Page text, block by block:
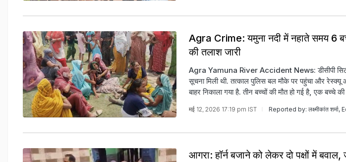
Agra Crime: यमुना नदी में नहाते समय 6
की तलाश जारी
Agra Yamuna River Accident News: डीसीपी
सूचना मिली थी. तत्काल पुलिस बल मौके पर पहुंचा और
बाहर निकाला गया है. तीन बच्चों की मौत हो गई है, एक बच्चे
मई 12, 2026 17:19 pm IST Reported by: लक्ष्मीकांत शर्मा,
आगरा: हॉर्न बजाने को लेकर दो पक्षों में